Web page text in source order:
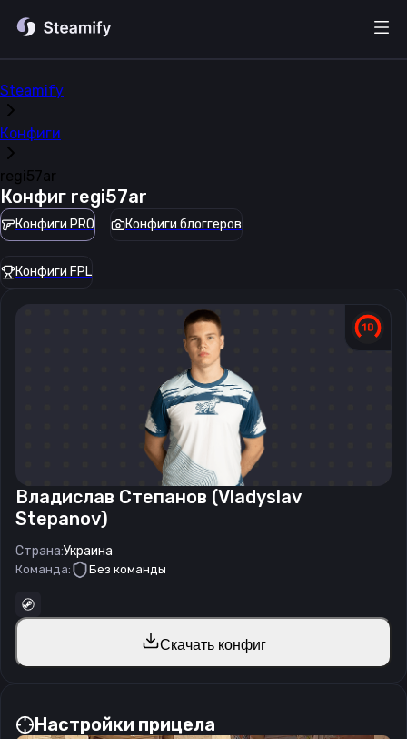
Steamify
Конфиги
regi57ar
Конфиг regi57ar
Конфиги PRO Конфиги блоггеров
Конфиги FPL
Владислав Степанов (Vladyslav
Stepanov)
Страна:Украина
Команда: Без команды
Скачать конфиг
Настройки прицела